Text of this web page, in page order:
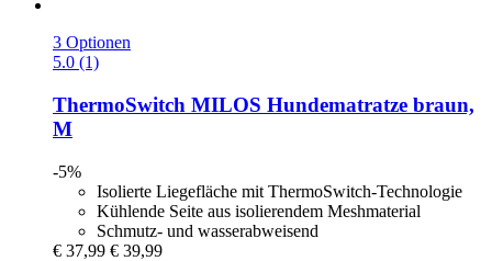
3 Optionen
5.0 (1)
ThermoSwitch MILOS Hundematratze braun,
M
-5%
Isolierte Liegefläche mit ThermoSwitch-Technologie
Kühlende Seite aus isolierendem Meshmaterial
Schmutz- und wasserabweisend
€ 37,99 € 39,99